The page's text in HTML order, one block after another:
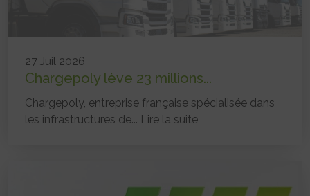
27 Juil 2026
Chargepoly lève 23 millions...
Chargepoly, entreprise française spécialisée dans
les infrastructures de... Lire la suite